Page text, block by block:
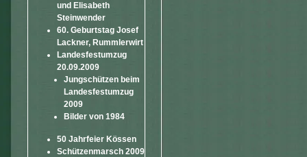
und Elisabeth
Steinwender
60. Geburtstag Josef
Lackner, Rummlerwirt
Landesfestumzug
20.09.2009
Jungschützen beim
Landesfestumzug
2009
Bilder von 1984
50 Jahrfeier Kössen
Schützenmarsch 2009